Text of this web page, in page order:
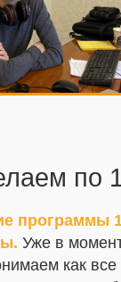
по
программы
Уже в
как все